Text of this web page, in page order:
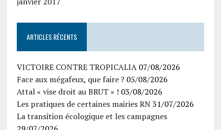
ARTICLES RÉCENTS
VICTOIRE CONTRE TROPICALIA 07/08/2026
Face aux mégafeux, que faire ? 05/08/2026
Attal « vise droit au BRUT » ! 03/08/2026
Les pratiques de certaines mairies RN 31/07/2026
La transition écologique et les campagnes